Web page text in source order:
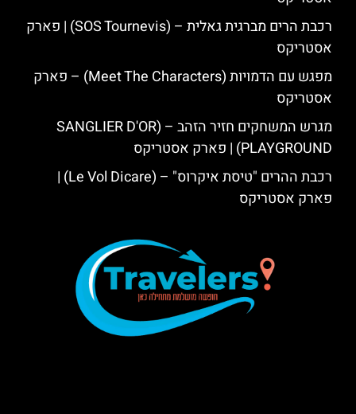
רכבת הרים מברגית גאלית – (SOS Tournevis) | פארק
אסטריקס
מפגש עם הדמויות (Meet The Characters) – פארק
אסטריקס
מגרש המשחקים חזיר הזהב – (SANGLIER D'OR
PLAYGROUND) | פארק אסטריקס
רכבת ההרים "טיסת איקרוס" – (Le Vol Dicare) |
פארק אסטריקס